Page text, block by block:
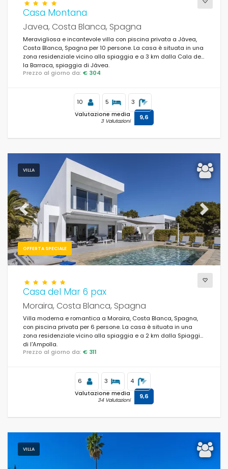
Casa Montana
Javea, Costa Blanca, Spagna
Meravigliosa e incantevole villa con piscina privata a Jávea,
Costa Blanca, Spagna per 10 persone. La casa è situata in una
zona residenziale vicino alla spiaggia e a 3 km dalla Cala de
la Barraca, spiaggia di Jávea.
Prezzo al giorno da: € 304
10 5 3
Valutazione media
3 Valutazioni 9,6
VILLA
OFFERTA SPECIALE
Previous Next
Casa del Mar 6 pax
Moraira, Costa Blanca, Spagna
Villa moderna e romantica a Moraira, Costa Blanca, Spagna,
con piscina privata per 6 persone. La casa è situata in una
zona residenziale vicino alla spiaggia e a 2 km dalla Spiaggia
di l'Ampolla.
Prezzo al giorno da: € 311
6 3 4
Valutazione media
34 Valutazioni 9,6
VILLA